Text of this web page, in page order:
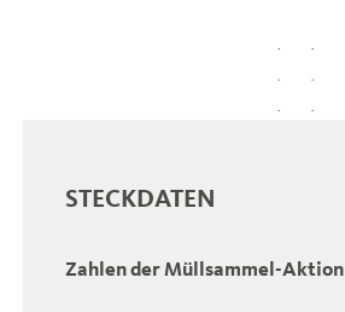
STECKDATEN
Zahlen der Müllsammel-Aktion